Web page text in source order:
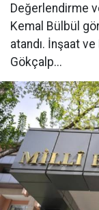
Değerlendirme
Kemal Bülbül
atandı. İnşaat
Gökçalp...